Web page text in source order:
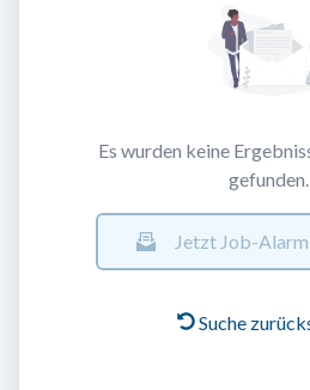
Es wurden keine
gefunden.
Jetzt Job-
Suche